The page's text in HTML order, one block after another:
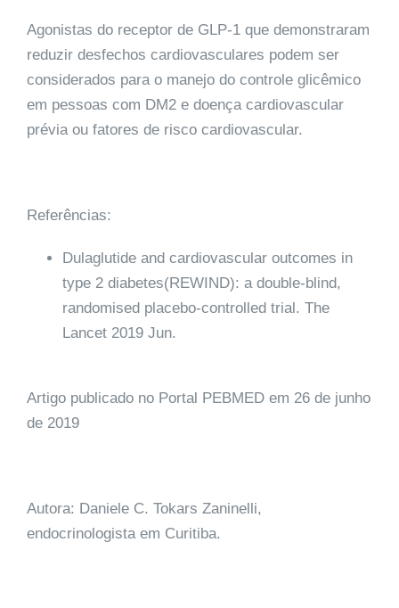
Agonistas do receptor de GLP-1 que demonstraram
reduzir desfechos cardiovasculares podem ser
considerados para o manejo do controle glicêmico
em pessoas com DM2 e doença cardiovascular
prévia ou fatores de risco cardiovascular.
Referências:
Dulaglutide and cardiovascular outcomes in
type 2 diabetes(REWIND): a double-blind,
randomised placebo-controlled trial. The
Lancet 2019 Jun.
Artigo publicado no Portal PEBMED em 26 de junho
de 2019
Autora: Daniele C. Tokars Zaninelli,
endocrinologista em Curitiba.